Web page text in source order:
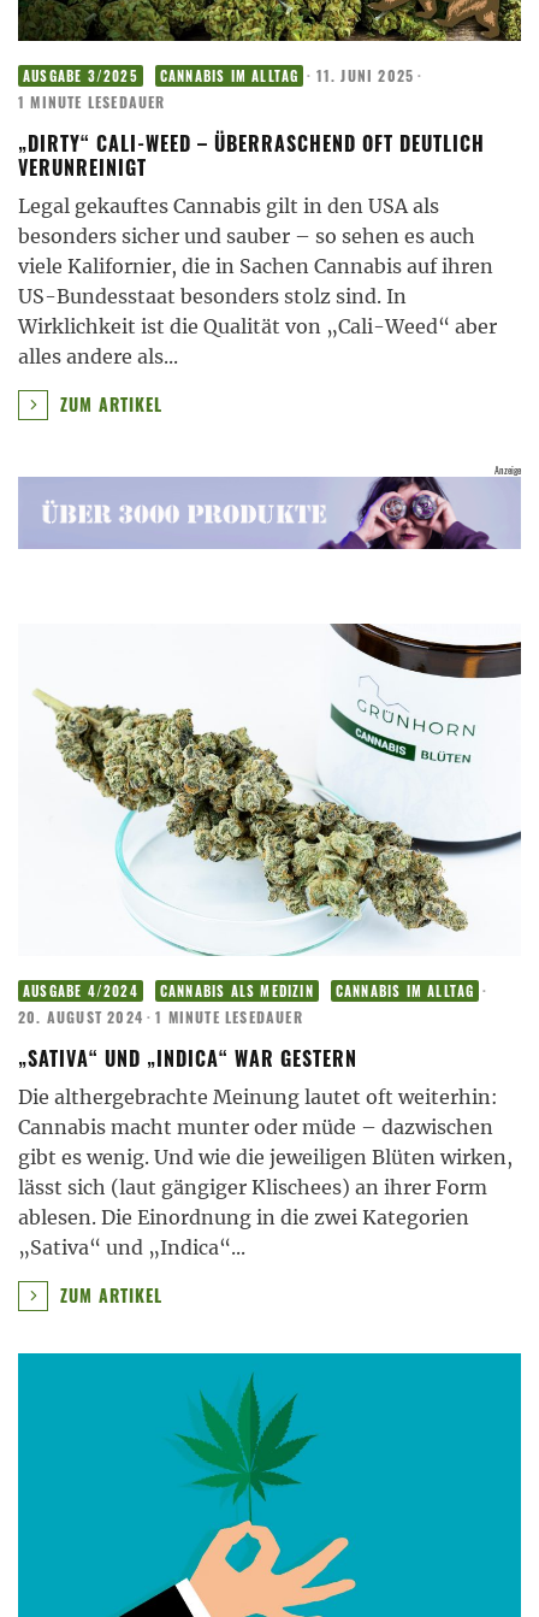
AUSGABE 3/2025 CANNABIS IM ALLTAG · 11. JUNI 2025 ·
1 MINUTE LESEDAUER
„DIRTY“ CALI-WEED – ÜBERRASCHEND OFT DEUTLICH
VERUNREINIGT
Legal gekauftes Cannabis gilt in den USA als
besonders sicher und sauber – so sehen es auch
viele Kalifornier, die in Sachen Cannabis auf ihren
US-Bundesstaat besonders stolz sind. In
Wirklichkeit ist die Qualität von „Cali-Weed“ aber
alles andere als...
ZUM ARTIKEL
AUSGABE 4/2024 CANNABIS ALS MEDIZIN CANNABIS IM ALLTAG ·
20. AUGUST 2024 · 1 MINUTE LESEDAUER
„SATIVA“ UND „INDICA“ WAR GESTERN
Die althergebrachte Meinung lautet oft weiterhin:
Cannabis macht munter oder müde – dazwischen
gibt es wenig. Und wie die jeweiligen Blüten wirken,
lässt sich (laut gängiger Klischees) an ihrer Form
ablesen. Die Einordnung in die zwei Kategorien
„Sativa“ und „Indica“...
ZUM ARTIKEL